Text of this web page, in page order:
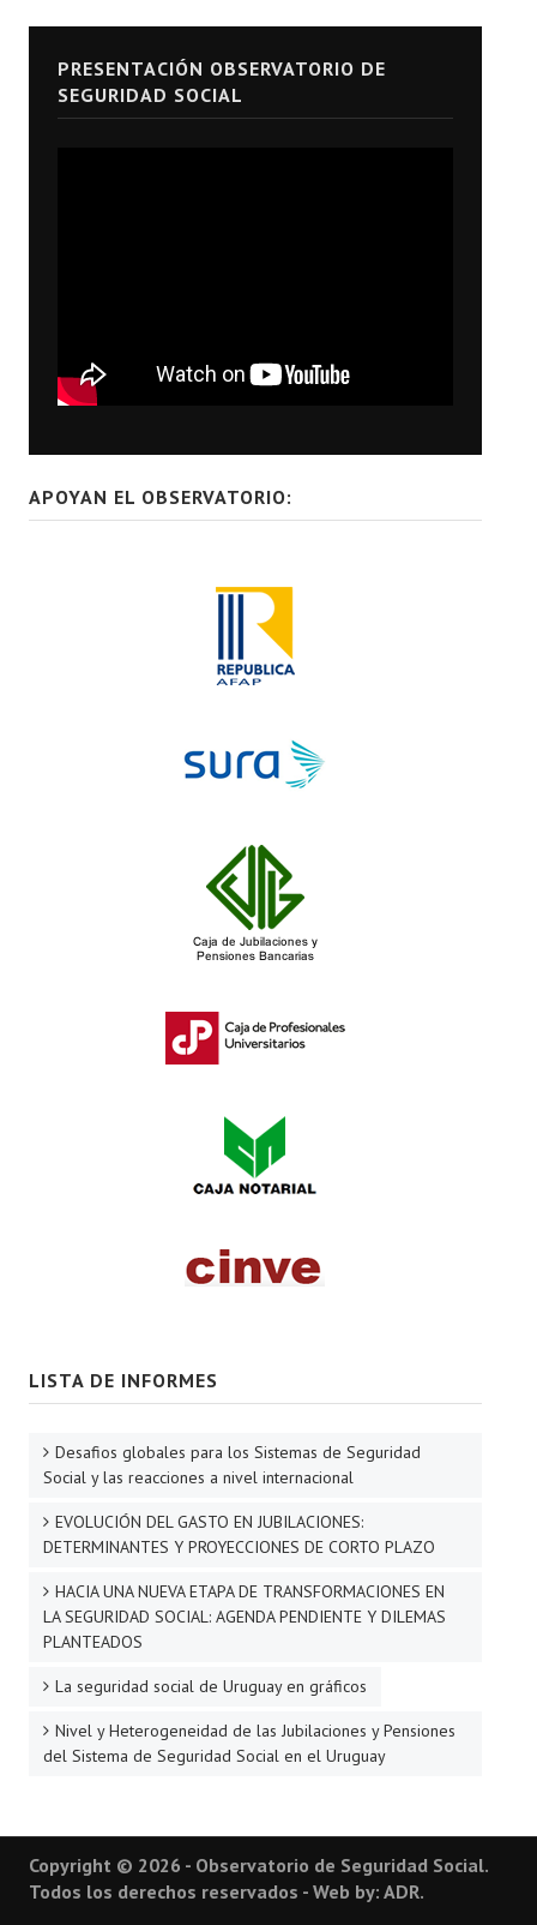
PRESENTACIÓN OBSERVATORIO DE
SEGURIDAD SOCIAL
APOYAN EL OBSERVATORIO:
LISTA DE INFORMES
Desafios globales para los Sistemas de Seguridad
Social y las reacciones a nivel internacional
EVOLUCIÓN DEL GASTO EN JUBILACIONES:
DETERMINANTES Y PROYECCIONES DE CORTO PLAZO
HACIA UNA NUEVA ETAPA DE TRANSFORMACIONES EN
LA SEGURIDAD SOCIAL: AGENDA PENDIENTE Y DILEMAS
PLANTEADOS
La seguridad social de Uruguay en gráficos
Nivel y Heterogeneidad de las Jubilaciones y Pensiones
del Sistema de Seguridad Social en el Uruguay
Copyright © 2026 - Observatorio de Seguridad Social.
Todos los derechos reservados - Web by: ADR.